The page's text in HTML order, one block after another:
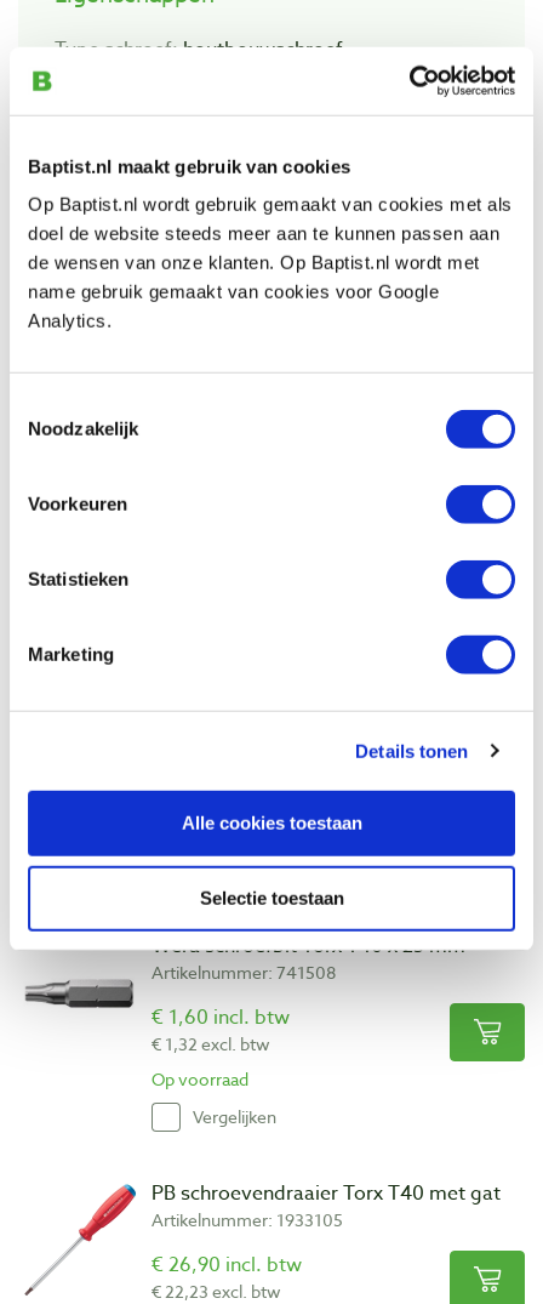
Baptist.nl maakt gebruik van cookies
Op Baptist.nl wordt gebruik gemaakt van cookies met als
doel de website steeds meer aan te kunnen passen aan
de wensen van onze klanten. Op Baptist.nl wordt met
name gebruik gemaakt van cookies voor Google
Analytics.
Noodzakelijk
Voorkeuren
Statistieken
Marketing
Details tonen
Alle cookies toestaan
Selectie toestaan
Type schroef: houtbouwschroef
Materiaal:gehard koolstofstaal
Type boorpunt:cross-sections met type-17
snijpunt
Zelftappend:n.v.t.
Geschikt voor buitengebruik:nee
Kopvorm:
Schroef diameter:
schroefdraad
houtwolcementplaten.
Bekijk ook
Wera schroefbit Torx T40 x 25 mm
Artikelnummer: 741508
€ 1,60 incl. btw
€ 1,32 excl. btw
Op voorraad
Vergelijken
PB schroevendraaier Torx T40 met gat
Artikelnummer: 1933105
€ 26,90 incl. btw
€ 22,23 excl. btw